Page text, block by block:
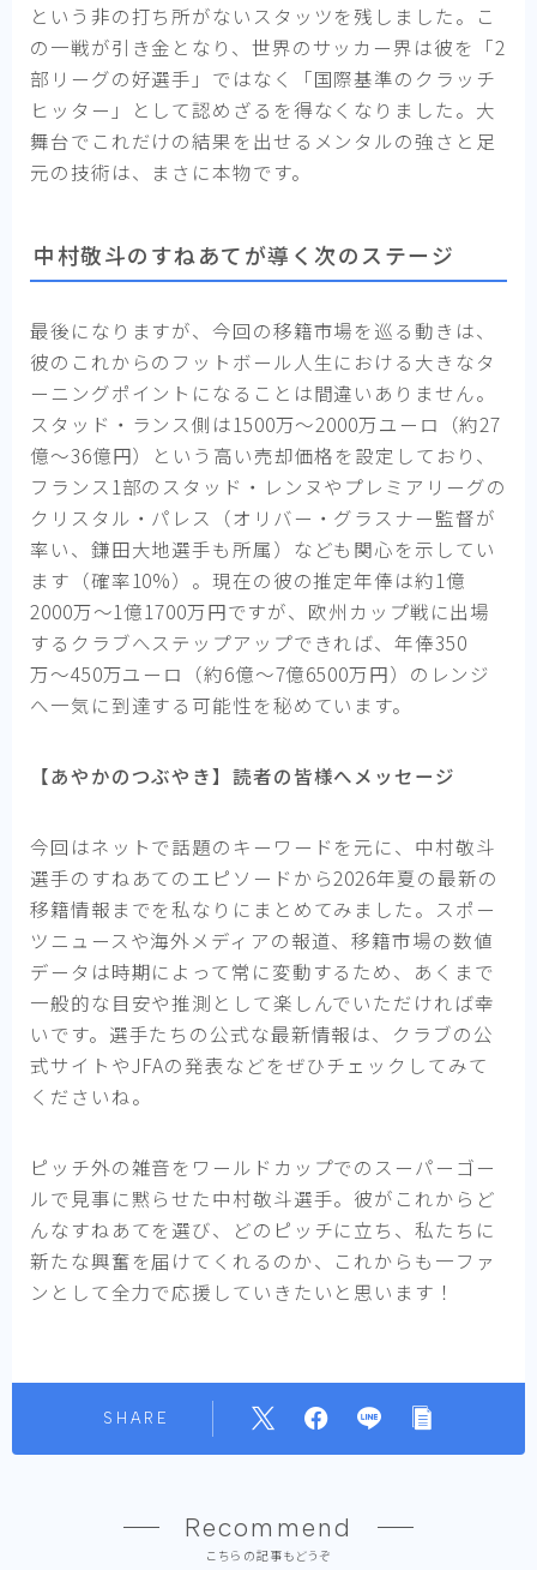
という非の打ち所がないスタッツを残しました。こ
の一戦が引き金となり、世界のサッカー界は彼を「2
部リーグの好選手」ではなく「国際基準のクラッチ
ヒッター」として認めざるを得なくなりました。大
舞台でこれだけの結果を出せるメンタルの強さと足
元の技術は、まさに本物です。
中村敬斗のすねあてが導く次のステージ
最後になりますが、今回の移籍市場を巡る動きは、
彼のこれからのフットボール人生における大きなタ
ーニングポイントになることは間違いありません。
スタッド・ランス側は1500万〜2000万ユーロ（約27
億〜36億円）という高い売却価格を設定しており、
フランス1部のスタッド・レンヌやプレミアリーグの
クリスタル・パレス（オリバー・グラスナー監督が
率い、鎌田大地選手も所属）なども関心を示してい
ます（確率10%）。現在の彼の推定年俸は約1億
2000万〜1億1700万円ですが、欧州カップ戦に出場
するクラブへステップアップできれば、年俸350
万〜450万ユーロ（約6億〜7億6500万円）のレンジ
へ一気に到達する可能性を秘めています。
【あやかのつぶやき】読者の皆様へメッセージ
今回はネットで話題のキーワードを元に、中村敬斗
選手のすねあてのエピソードから2026年夏の最新の
移籍情報までを私なりにまとめてみました。スポー
ツニュースや海外メディアの報道、移籍市場の数値
データは時期によって常に変動するため、あくまで
一般的な目安や推測として楽しんでいただければ幸
いです。選手たちの公式な最新情報は、クラブの公
式サイトやJFAの発表などをぜひチェックしてみて
くださいね。
ピッチ外の雑音をワールドカップでのスーパーゴー
ルで見事に黙らせた中村敬斗選手。彼がこれからど
んなすねあてを選び、どのピッチに立ち、私たちに
新たな興奮を届けてくれるのか、これからも一ファ
ンとして全力で応援していきたいと思います！
SHARE
Recommend
こちらの記事もどうぞ